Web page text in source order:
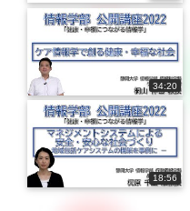
34:20
18:56